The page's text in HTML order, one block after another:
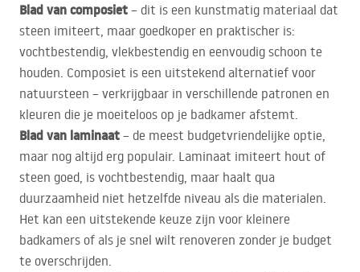
Blad van composiet – dit is een kunstmatig materiaal dat
steen imiteert, maar goedkoper en praktischer is:
vochtbestendig, vlekbestendig en eenvoudig schoon te
houden. Composiet is een uitstekend alternatief voor
natuursteen – verkrijgbaar in verschillende patronen en
kleuren die je moeiteloos op je badkamer afstemt.
Blad van laminaat – de meest budgetvriendelijke optie,
maar nog altijd erg populair. Laminaat imiteert hout of
steen goed, is vochtbestendig, maar haalt qua
duurzaamheid niet hetzelfde niveau als die materialen.
Het kan een uitstekende keuze zijn voor kleinere
badkamers of als je snel wilt renoveren zonder je budget
te overschrijden.